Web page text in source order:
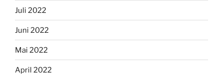
Juli 2022
Juni 2022
Mai 2022
April 2022